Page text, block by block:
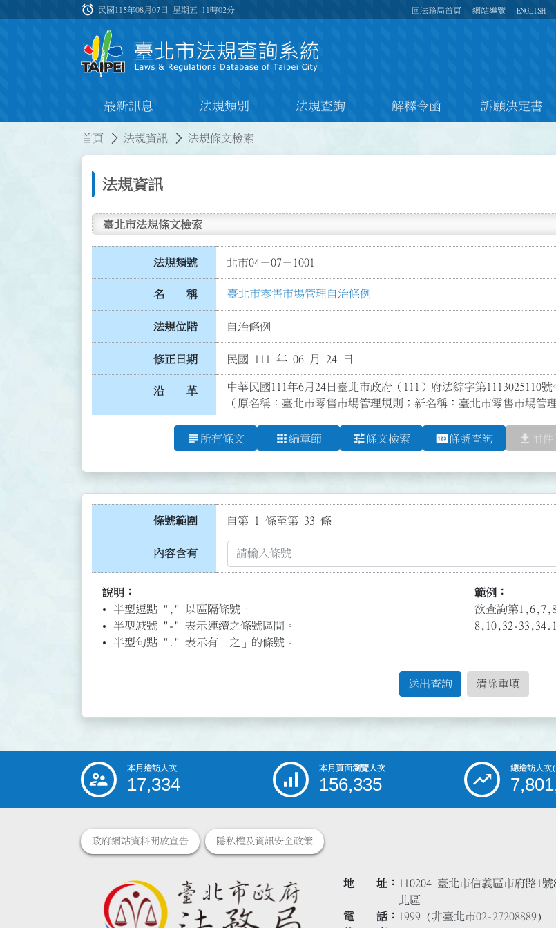
:::
alarm 民國115年08月07日 星期五 11時02分 回法務局首頁 網站導覽 ENGLISH
最新訊息 法規類別 法規查詢 解釋令函 訴願決定書
首頁 法規資訊 法規條文檢索
法規資訊
臺北市法規條文檢索
法規類號 北市04－07－1001
名 稱 臺北市零售市場管理自治條例
法規位階 自治條例
修正日期 民國 111 年 06 月 24 日
沿 革
中華民國111年6月24日臺北市政府（111）府法綜字第1113025110
（原名稱：臺北市零售市場管理規則；新名稱：臺北市零售市場管
subject 所有條文 apps 編章節 tune條文檢索 pin條號查詢 file_download 附
條號範圍 自第 1 條至第 33 條
內容含有
說明：
半型逗點 "," 以區隔條號。
半型減號 "-" 表示連續之條號區間。
半型句點 "." 表示有「之」的條號。
範例：
欲查詢第
8,10,32-
送出查詢 清除重填
::: 本月造訪人次
17,334
本月頁面瀏覽人次
156,335
總造訪人次
政府網站資料開放宣告 隱私權及資訊安全政策
地 址
110204 臺北市信義區市府路1號
北區
電 話
1999 (非臺北市02-27208889)